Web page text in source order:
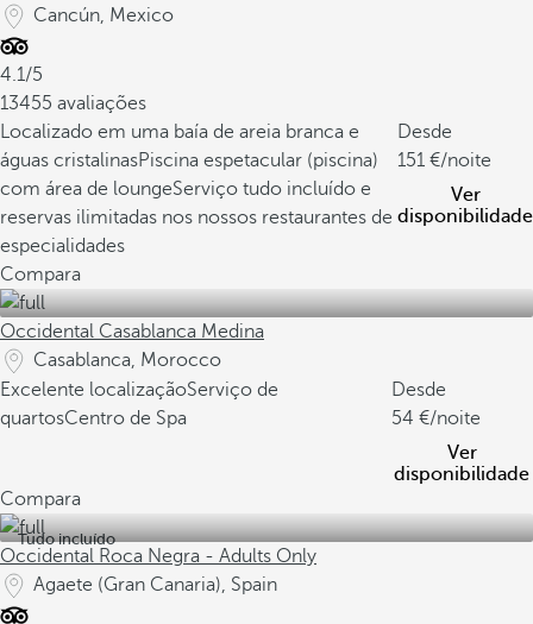
Cancún, Mexico
4.1/5
13455 avaliações
Localizado em uma baía de areia branca e
águas cristalinasPiscina espetacular (piscina)
com área de loungeServiço tudo incluído e
reservas ilimitadas nos nossos restaurantes de
especialidades
Desde
151
/noite
Ver
disponibilidade
Compara
Occidental Casablanca Medina
Casablanca, Morocco
Excelente localizaçãoServiço de
quartosCentro de Spa
Desde
54
/noite
Ver
disponibilidade
Compara
Tudo incluído
Occidental Roca Negra - Adults Only
Agaete (Gran Canaria), Spain